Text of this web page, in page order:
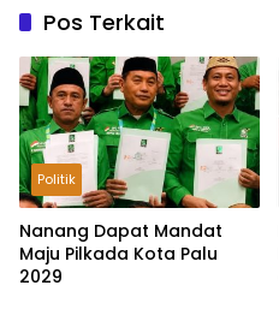
Pos Terkait
Politik
Nanang Dapat Mandat
Maju Pilkada Kota Palu
2029